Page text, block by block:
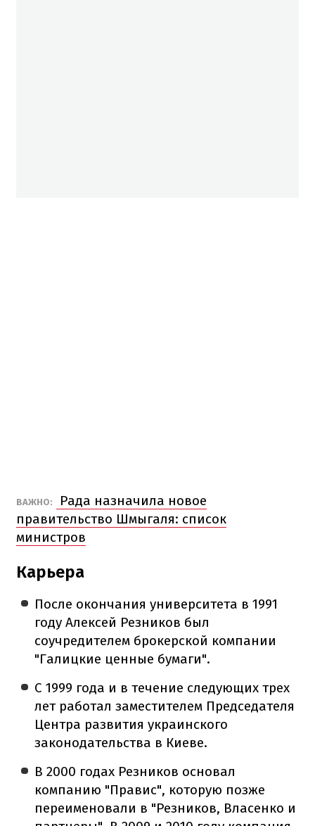
ВАЖНО:
Рада назначила новое
правительство Шмыгаля: список
министров
Карьера
После окончания университета в 1991
году Алексей Резников был
соучредителем брокерской компании
"Галицкие ценные бумаги".
С 1999 года и в течение следующих трех
лет работал заместителем Председателя
Центра развития украинского
законодательства в Киеве.
В 2000 годах Резников основал
компанию "Правис", которую позже
переименовали в "Резников, Власенко и